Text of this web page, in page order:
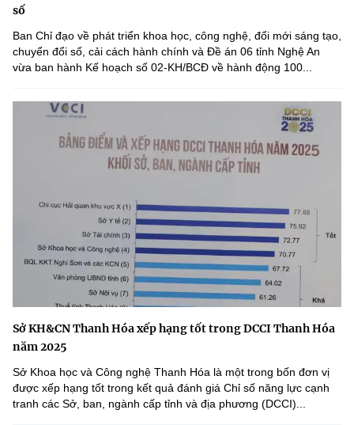
số
Ban Chỉ đạo về phát triển khoa học, công nghệ, đổi mới sáng tạo,
chuyển đổi số, cải cách hành chính và Đề án 06 tỉnh Nghệ An
vừa ban hành Kế hoạch số 02-KH/BCĐ về hành động 100...
Sở KH&CN Thanh Hóa xếp hạng tốt trong DCCI Thanh Hóa
năm 2025
Sở Khoa học và Công nghệ Thanh Hóa là một trong bốn đơn vị
được xếp hạng tốt trong kết quả đánh giá Chỉ số năng lực cạnh
tranh các Sở, ban, ngành cấp tỉnh và địa phương (DCCI)...